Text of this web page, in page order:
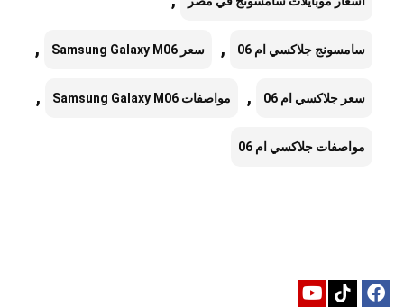
سامسونج جلاكسي ام 06 , سعر Samsung Galaxy M06 ,
سعر جلاكسي ام 06 , مواصفات Samsung Galaxy M06 ,
مواصفات جلاكسي ام 06